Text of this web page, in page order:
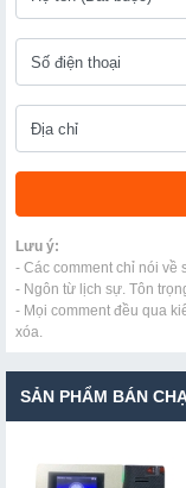
Lưu ý:
- Các comment chỉ nói về
- Ngôn từ lịch sự. Tôn
- Mọi comment đều qua
xóa.
SẢN PHẨM BÁN